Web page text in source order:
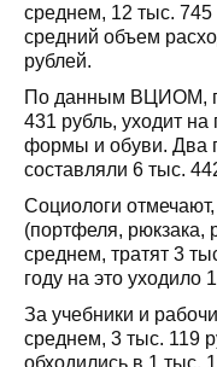
среднем, 12 тыс.
средний объем
рублей.
По данным ВЦИОМ,
431 рубль, уходит
формы и обуви. Два
составляли 6 тыс.
Социологи
(портфеля, рюкзака,
среднем, тратят 3
году на это уходило
За учебники и
среднем, 3 тыс. 119
обходились в 1 тыс.